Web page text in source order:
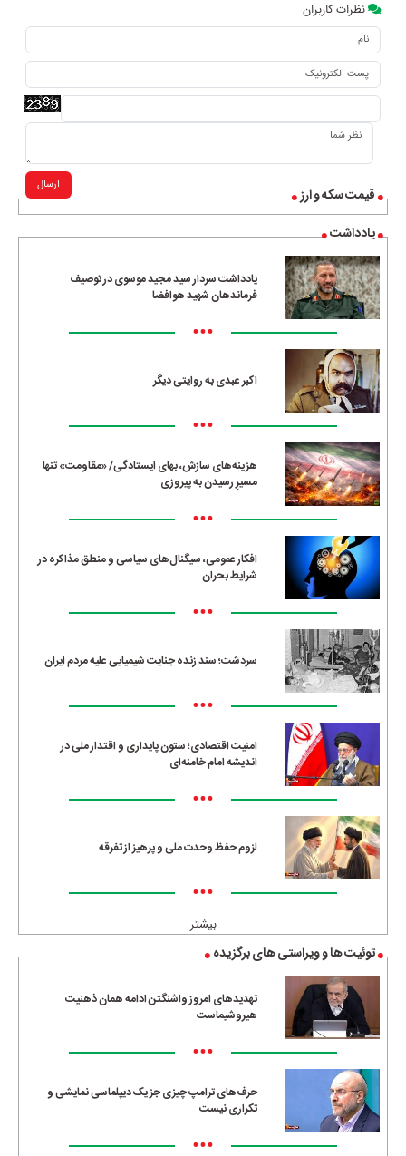
قیمت سکه و ارز
یادداشت
یادداشت سردار سید مجید موسوی در توصیف
فرماندهان شهید هوافضا
•••
اکبر عبدی به روایتی دیگر
•••
هزینه‌های سازش، بهای ایستادگی/ «مقاومت» تنها
مسیرِ رسیدن به پیروزی
•••
افکار عمومی، سیگنال‌های سیاسی و منطق مذاکره در
شرایط بحران
•••
سردشت؛ سند زنده جنایت شیمیایی علیه مردم ایران
•••
امنیت اقتصادی؛ ستون پایداری و اقتدار ملی در
اندیشه امام خامنه‌ای
•••
لزوم حفظ وحدت ملی و پرهیز از تفرقه
•••
بیشتر
توئیت ها و ویراستی های برگزیده
تهدیدهای امروز واشنگتن ادامه همان ذهنیت
هیروشیماست
•••
حرف‌های ترامپ چیزی جز یک دیپلماسی نمایشی و
تکراری نیست
•••
نظرات کاربران
ارسال